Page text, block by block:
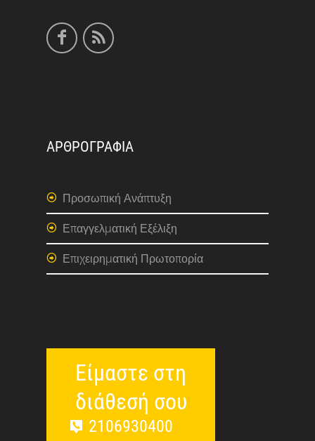
ΑΡΘΡΟΓΡΑΦΙΑ
Προσωπική Ανάπτυξη
Επαγγελματική Εξέλιξη
Επιχειρηματική Πρωτοπορία
Είμαστε στη
διάθεσή σου
2106930400